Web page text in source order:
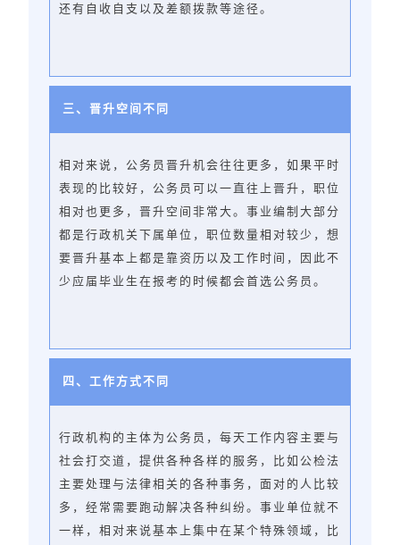
还有自收自支以及差额拨款等途径。
三、晋升空间不同
相对来说，公务员晋升机会往往更多，如果平时
表现的比较好，公务员可以一直往上晋升，职位
相对也更多，晋升空间非常大。事业编制大部分
都是行政机关下属单位，职位数量相对较少，想
要晋升基本上都是靠资历以及工作时间，因此不
少应届毕业生在报考的时候都会首选公务员。
四、工作方式不同
行政机构的主体为公务员，每天工作内容主要与
社会打交道，提供各种各样的服务，比如公检法
主要处理与法律相关的各种事务，面对的人比较
多，经常需要跑动解决各种纠纷。事业单位就不
一样，相对来说基本上集中在某个特殊领域，比